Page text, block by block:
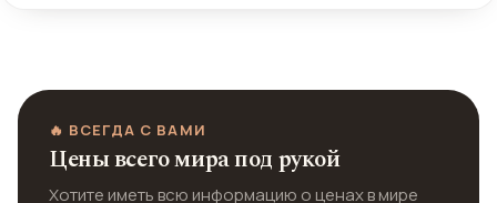
🔥 ВСЕГДА С ВАМИ
Цены всего мира под рукой
Хотите иметь всю информацию о ценах в мире